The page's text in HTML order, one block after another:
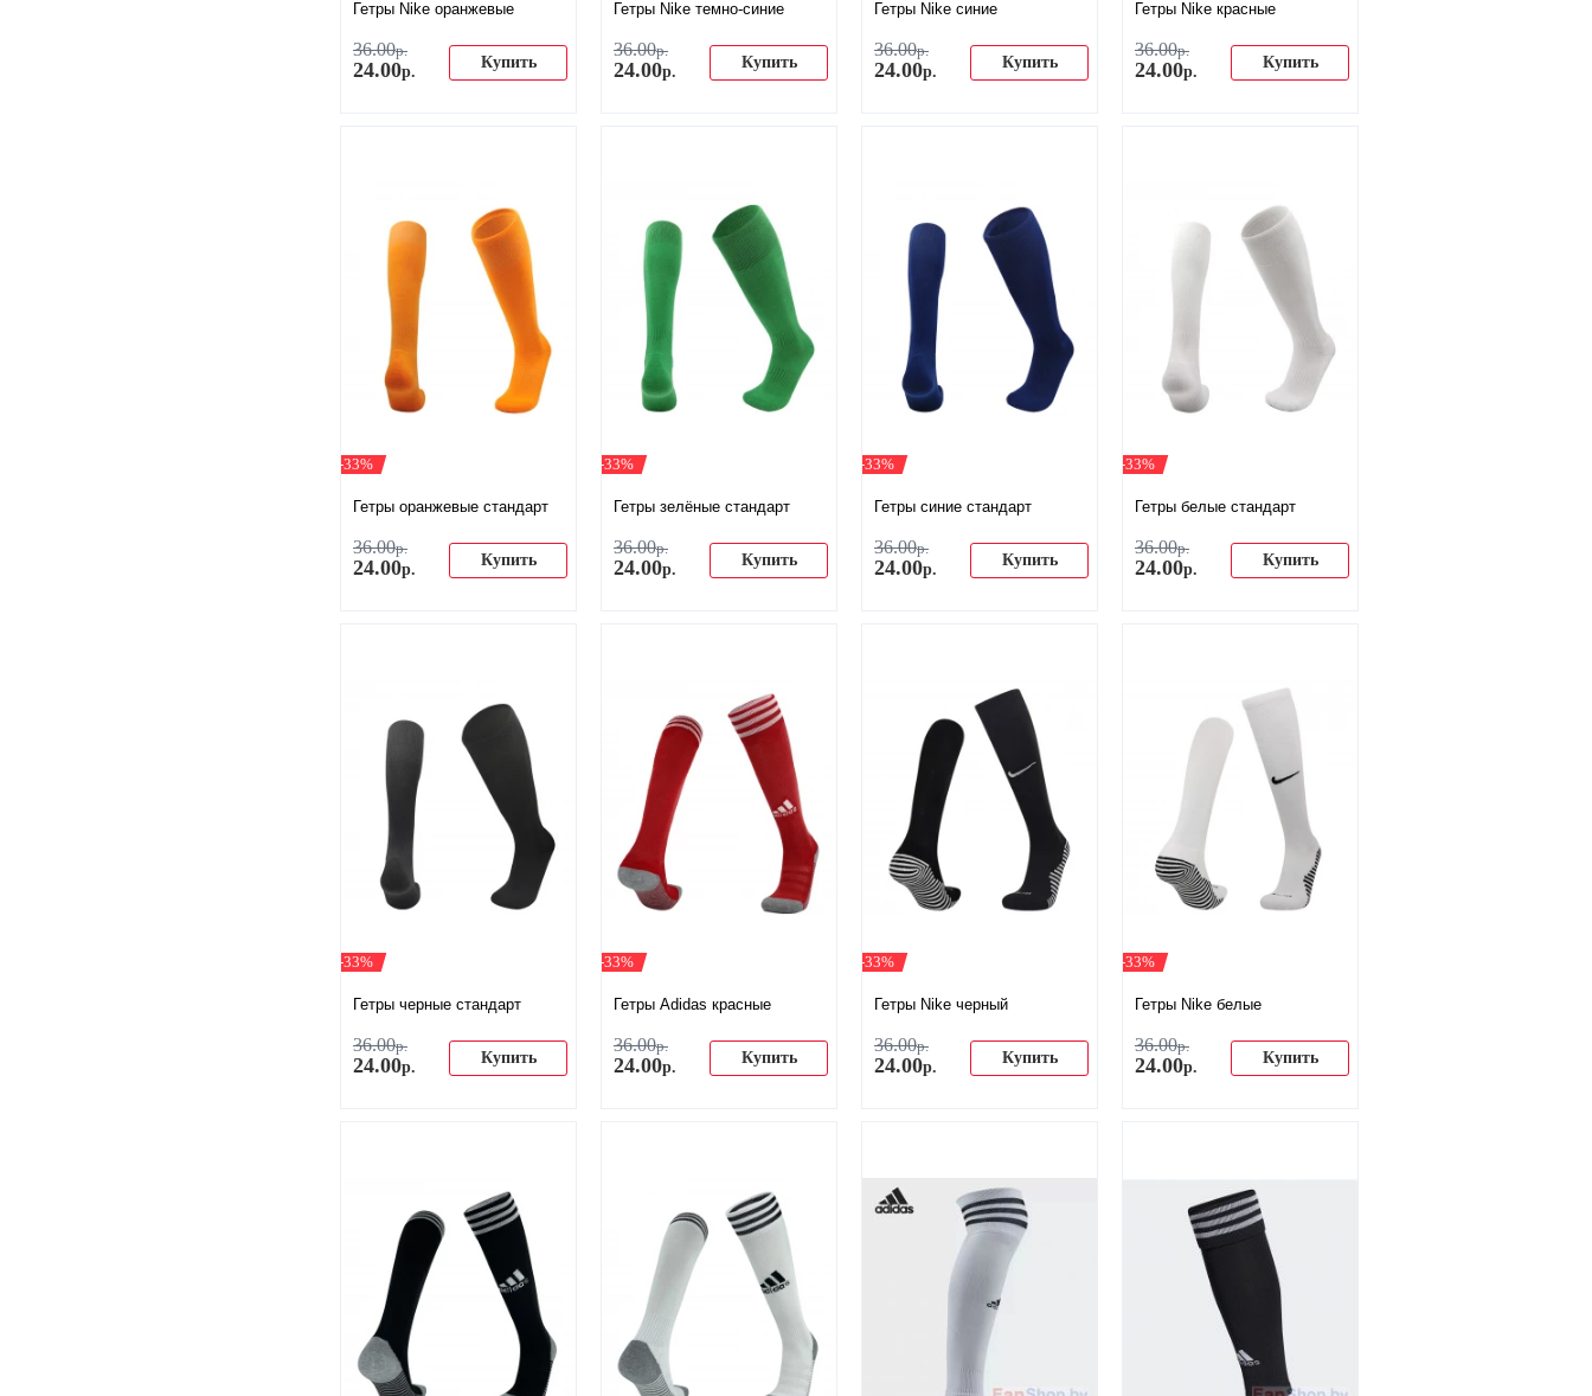
Гетры Nike оранжевые
36.00р.
24.00р. Купить
Гетры Nike темно-синие
36.00р.
24.00р. Купить
Гетры Nike синие
36.00р.
24.00р. Купить
Гетры Nike красные
36.00р.
24.00р. Купить
-33%
Гетры оранжевые стандарт
36.00р.
24.00р. Купить
-33%
Гетры зелёные стандарт
36.00р.
24.00р. Купить
-33%
Гетры синие стандарт
36.00р.
24.00р. Купить
-33%
Гетры белые стандарт
36.00р.
24.00р. Купить
-33%
Гетры черные стандарт
36.00р.
24.00р. Купить
-33%
Гетры Adidas красные
36.00р.
24.00р. Купить
-33%
Гетры Nike черный
36.00р.
24.00р. Купить
-33%
Гетры Nike белые
36.00р.
24.00р. Купить